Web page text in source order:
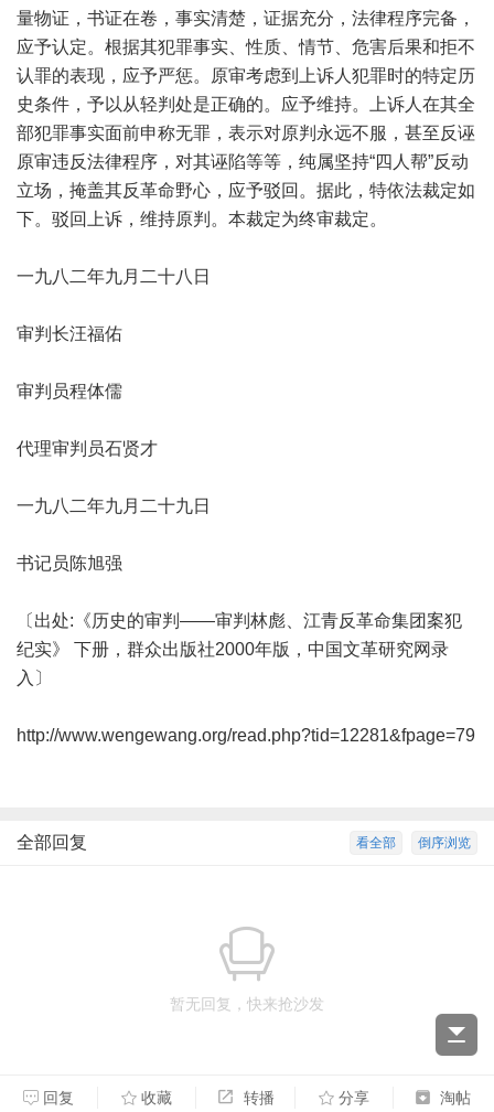
量物证，书证在卷，事实清楚，证据充分，法律程序完备，
应予认定。根据其犯罪事实、性质、情节、危害后果和拒不
认罪的表现，应予严惩。原审考虑到上诉人犯罪时的特定历
史条件，予以从轻判处是正确的。应予维持。上诉人在其全
部犯罪事实面前申称无罪，表示对原判永远不服，甚至反诬
原审违反法律程序，对其诬陷等等，纯属坚持“四人帮”反动
立场，掩盖其反革命野心，应予驳回。据此，特依法裁定如
下。驳回上诉，维持原判。本裁定为终审裁定。
一九八二年九月二十八日
审判长汪福佑
审判员程体儒
代理审判员石贤才
一九八二年九月二十九日
书记员陈旭强
〔出处:《历史的审判——审判林彪、江青反革命集团案犯
纪实》 下册，群众出版社2000年版，中国文革研究网录
入〕
http://www.wengewang.org/read.php?tid=12281&fpage=79
倒序浏览
看全部
全部回复
暂无回复，快来抢沙发
回复 收藏 转播 分享 淘帖